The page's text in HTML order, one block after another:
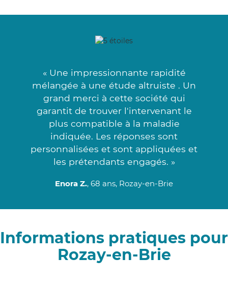
« Une impressionnante rapidité
mélangée à une étude altruiste . Un
grand merci à cette société qui
garantit de trouver l'intervenant le
plus compatible à la maladie
indiquée. Les réponses sont
personnalisées et sont appliquées et
les prétendants engagés. »
Enora Z., 68 ans, Rozay-en-Brie
Informations pratiques pour
Rozay-en-Brie